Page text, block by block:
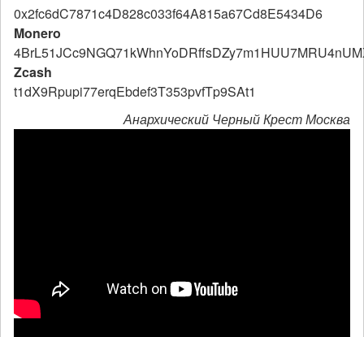
0x2fc6dC7871c4D828c033f64A815a67Cd8E5434D6
Monero
Zcash
t1dX9Rpupi77erqEbdef3T353pvfTp9SAt1
Анархический Черный Крест Москва